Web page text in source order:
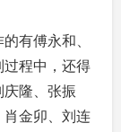
有傅永和、
过程中，还得
隆、张振
肖金卯、刘连